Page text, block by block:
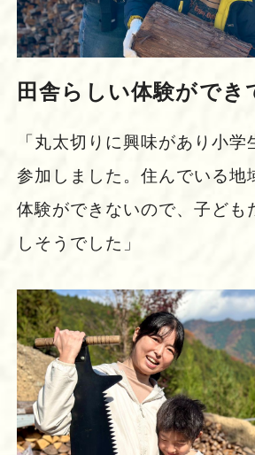
田舎らしい体験ができ
「丸太切りに興味があり小学
参加しました。住んでいる地
体験ができないので、子ども
しそうでした」